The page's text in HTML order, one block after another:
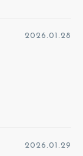
2026.01.28
2026.01.29